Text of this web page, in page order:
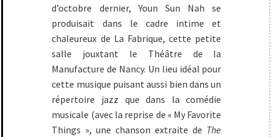
d’octobre dernier, Youn Sun Nah se
produisait dans le cadre intime et
chaleureux de La Fabrique, cette petite
salle jouxtant le Théâtre de la
Manufacture de Nancy. Un lieu idéal pour
cette musique puisant aussi bien dans un
répertoire jazz que dans la comédie
musicale (avec la reprise de « My Favorite
Things », une chanson extraite de The